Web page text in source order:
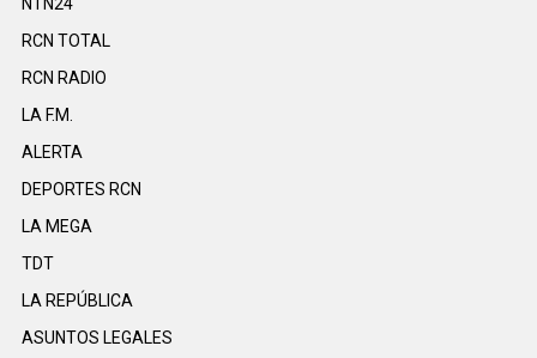
RCN TOTAL
RCN RADIO
LA F.M.
ALERTA
DEPORTES RCN
LA MEGA
TDT
LA REPÚBLICA
ASUNTOS LEGALES